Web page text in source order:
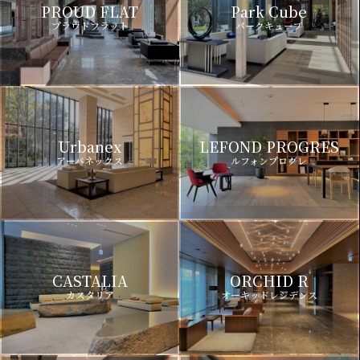
PROUD FLAT
プラウドフラット
Park Cube
パークキューブ
Urbanex
アーバネックス
LEFOND PROGRES
ルフォンプログレ
CASTALIA
カスタリア
ORCHID R
オーキッドレジデンス